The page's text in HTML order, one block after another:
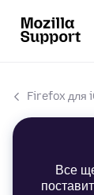
Firefox для
Все